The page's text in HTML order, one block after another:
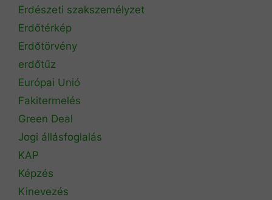
Erdészeti szakszemélyzet
Erdőtérkép
Erdőtörvény
erdőtűz
Európai Unió
Fakitermelés
Green Deal
Jogi állásfoglalás
KAP
Képzés
Kinevezés